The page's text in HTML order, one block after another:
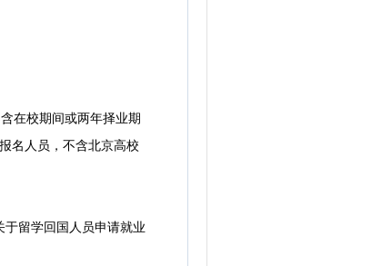
在校期间或两年择业期
名人员，不含北京高校
留学回国人员申请就业